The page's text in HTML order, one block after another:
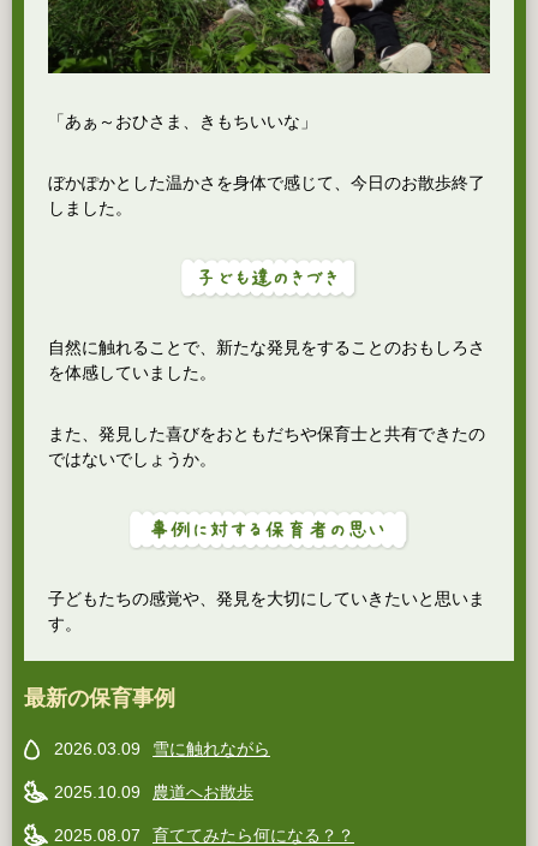
「あぁ～おひさま、きもちいいな」
ぼかぽかとした温かさを身体で感じて、今日のお散歩終了
しました。
自然に触れることで、新たな発見をすることのおもしろさ
を体感していました。
また、発見した喜びをおともだちや保育士と共有できたの
ではないでしょうか。
子どもたちの感覚や、発見を大切にしていきたいと思いま
す。
最新の保育事例
2026.03.09 雪に触れながら
2025.10.09 農道へお散歩
2025.08.07 育ててみたら何になる？？